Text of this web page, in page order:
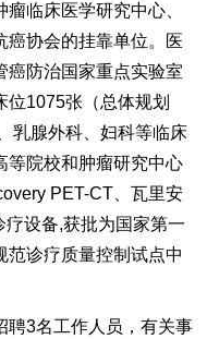
临床医学研究中心、
癌协会的挂靠单位。医
癌防治国家重点实验室
1075张（总体规划
乳腺外科、妇科等临床
等院校和肿瘤研究中心
PET-CT、瓦里安
设备,获批为国家第一
范诊疗质量控制试点中
3名工作人员，有关事